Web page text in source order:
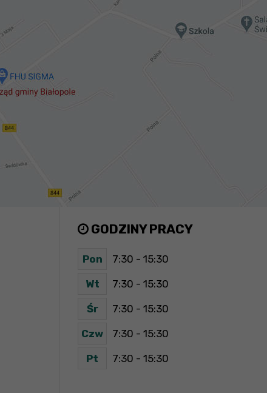
GODZINY PRACY
Pon 7:30 - 15:30
Wt 7:30 - 15:30
Śr 7:30 - 15:30
Czw 7:30 - 15:30
Pt 7:30 - 15:30